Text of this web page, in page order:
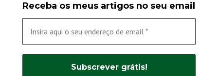
Receba os meus artigos no seu email